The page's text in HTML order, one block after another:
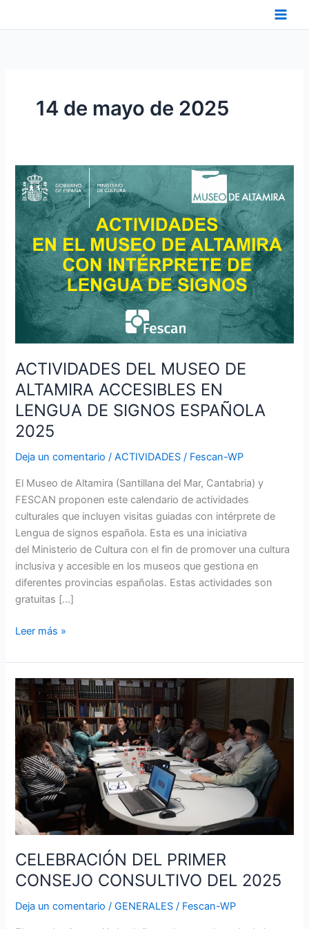
14 de mayo de 2025
ACTIVIDADES DEL MUSEO DE
ALTAMIRA ACCESIBLES EN
LENGUA DE SIGNOS ESPAÑOLA
2025
Deja un comentario /ACTIVIDADES / Fescan-WP
El Museo de Altamira (Santillana del Mar, Cantabria) y
FESCAN proponen este calendario de actividades
culturales que incluyen visitas guiadas con intérprete de
Lengua de signos española. Esta es una iniciativa
del Ministerio de Cultura con el fin de promover una cultura
inclusiva y accesible en los museos que gestiona en
diferentes provincias españolas. Estas actividades son
gratuitas […]
ACTIVIDADES
DEL
MUSEO
DE
ALTAMIRA
ACCESIBLES
EN
LENGUA
DE
SIGNOS
ESPAÑOLA
Leer más »
CELEBRACIÓN DEL PRIMER
CONSEJO CONSULTIVO DEL 2025
Deja un comentario /GENERALES / Fescan-WP
CELEBRACIÓN
DEL
PRIMER
CONSEJO
CONSULTIVO
DEL
2025